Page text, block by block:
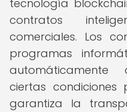
tecnología
contratos
comerciales. Los
programas
ciertas condiciones
garantiza la